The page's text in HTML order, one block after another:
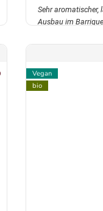
Sehr aromatischer,
Ausbau im
Vegan
bio